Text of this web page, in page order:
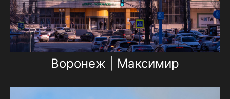
Воронеж | Максимир